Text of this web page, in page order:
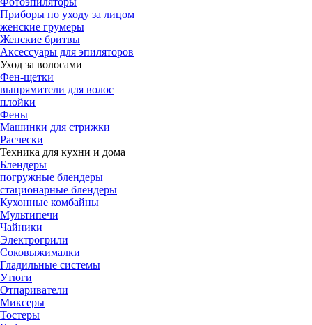
Приборы по уходу за лицом
женские грумеры
Женские бритвы
Аксессуары для эпиляторов
Уход за волосами
Фен-щетки
выпрямители для волос
плойки
Фены
Машинки для стрижки
Расчески
Техника для кухни и дома
Блендеры
погружные блендеры
стационарные блендеры
Кухонные комбайны
Мультипечи
Чайники
Электрогрили
Соковыжималки
Гладильные системы
Утюги
Отпариватели
Миксеры
Тостеры